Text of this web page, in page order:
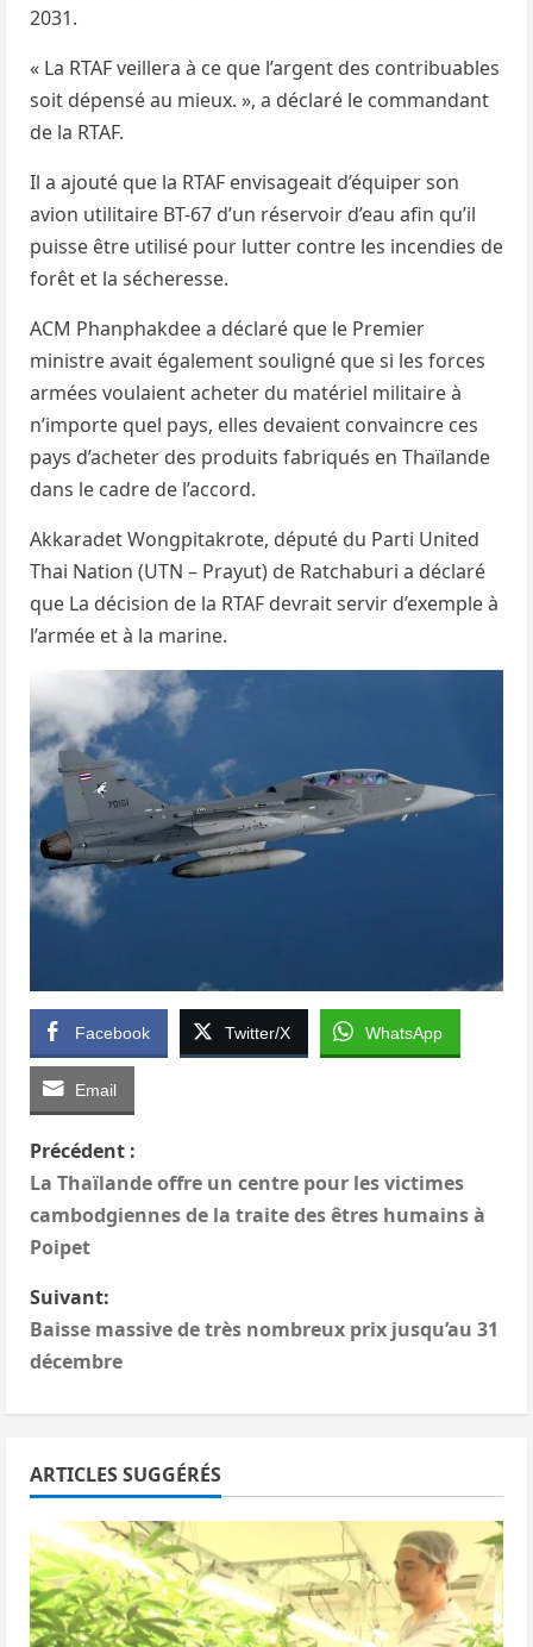
2031.
« La RTAF veillera à ce que l’argent des contribuables
soit dépensé au mieux. », a déclaré le commandant
de la RTAF.
Il a ajouté que la RTAF envisageait d’équiper son
avion utilitaire BT-67 d’un réservoir d’eau afin qu’il
puisse être utilisé pour lutter contre les incendies de
forêt et la sécheresse.
ACM Phanphakdee a déclaré que le Premier
ministre avait également souligné que si les forces
armées voulaient acheter du matériel militaire à
n’importe quel pays, elles devaient convaincre ces
pays d’acheter des produits fabriqués en Thaïlande
dans le cadre de l’accord.
Akkaradet Wongpitakrote, député du Parti United
Thai Nation (UTN – Prayut) de Ratchaburi a déclaré
que La décision de la RTAF devrait servir d’exemple à
l’armée et à la marine.
Facebook Twitter/X WhatsApp
Email
N
a
v
i
g
a
t
i
o
n
Précédent :
La Thaïlande offre un centre pour les victimes
cambodgiennes de la traite des êtres humains à
Poipet
Suivant:
Baisse massive de très nombreux prix jusqu’au 31
décembre
ARTICLES SUGGÉRÉS